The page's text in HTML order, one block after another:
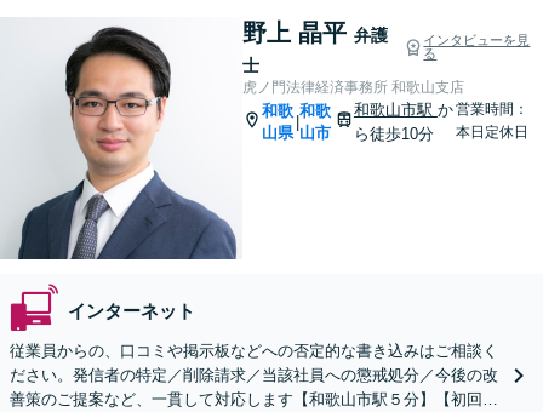
野上 晶平 弁護
士
インタビューを見
る
虎ノ門法律経済事務所 和歌山支店
和歌
山県
和歌
山市
和歌山市駅 か
ら徒歩10分
営業時間：
本日定休日
インターネット
従業員からの、口コミや掲示板などへの否定的な書き込みはご相談く
ださい。発信者の特定／削除請求／当該社員への懲戒処分／今後の改
善策のご提案など、一貫して対応します【和歌山市駅５分】【初回相